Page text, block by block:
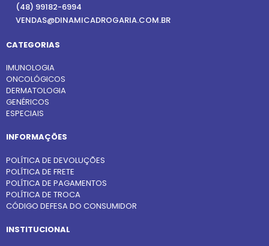
(48) 99182-6994
VENDAS@DINAMICADROGARIA.COM.BR
CATEGORIAS
IMUNOLOGIA
ONCOLÓGICOS
DERMATOLOGIA
GENÉRICOS
ESPECIAIS
INFORMAÇÕES
POLÍTICA DE DEVOLUÇÕES
POLÍTICA DE FRETE
POLÍTICA DE PAGAMENTOS
POLÍTICA DE TROCA
CÓDIGO DEFESA DO CONSUMIDOR
INSTITUCIONAL